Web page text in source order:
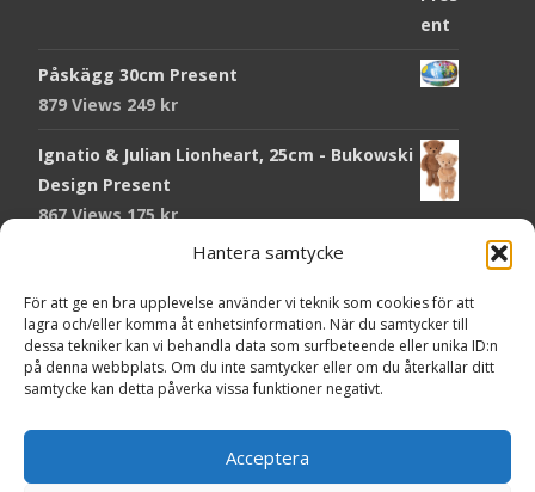
Hantera samtycke
För att ge en bra upplevelse använder vi teknik som cookies för att
lagra och/eller komma åt enhetsinformation. När du samtycker till
dessa tekniker kan vi behandla data som surfbeteende eller unika ID:n
på denna webbplats. Om du inte samtycker eller om du återkallar ditt
samtycke kan detta påverka vissa funktioner negativt.
Acceptera
Påskägg 30cm Present
879 Views 249 kr
Ignatio & Julian Lionheart, 25cm - Bukowski
Design Present
867 Views175kr
Chokladmynt Påskmotiv Present
824 Views25kr
Kort Påskhare, 8,5x11,5 cm Present
767 Views20kr
Tändsticksask I den enkla bor det vackra,
röd - Ernst Kirchsteiger Present
724 Views89kr
Powered by WordPress , Themei-craftby TemplatesNext.